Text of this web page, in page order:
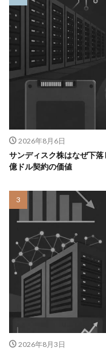
2026年8月6日
サンディスク株はなぜ下
億ドル契約の価値
2026年8月3日